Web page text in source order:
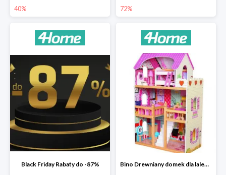
40% 72%
Black Friday Rabaty do -87% Bino Drewniany domek dla lalek z mebelkami -33%